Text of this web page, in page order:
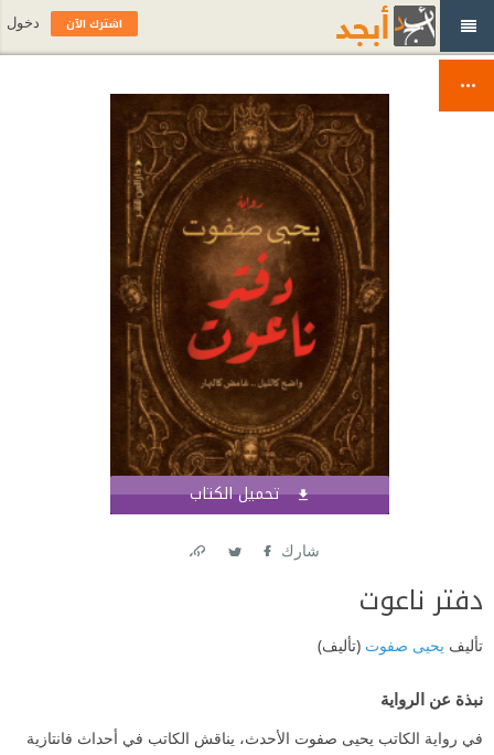
تحميل الكتاب
شارك
دفتر ناعوت
تأليف يحيى صفوت (تأليف)
نبذة عن الرواية
في رواية الكاتب يحيى صفوت الأحدث، يناقش الكاتب في أحداث فانتازية
اشترك الآن دخول